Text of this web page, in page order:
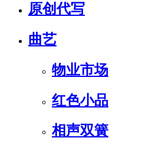
原创代写
曲艺
物业市场
红色小品
相声双簧